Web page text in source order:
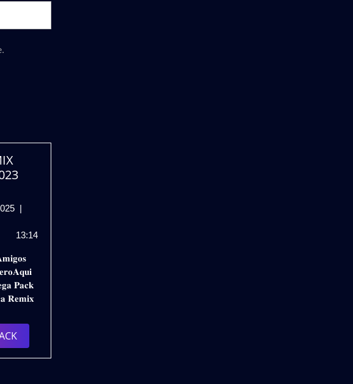
26
junio
2025
|
13:14
𝐏𝐚𝐜𝐤
𝐑𝐞𝐦𝐢𝐱
DESCARGAR
PACK